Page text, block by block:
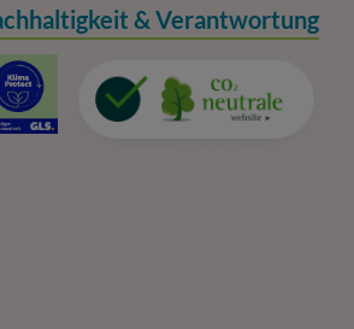
& Verantwortung